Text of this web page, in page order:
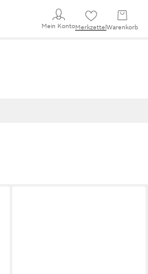
Mein KontoMerkzettel Warenkorb